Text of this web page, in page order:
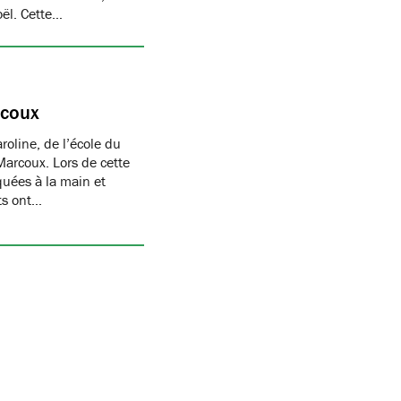
Cette…
de l’école du
Lors de cette
à la main et
ont…